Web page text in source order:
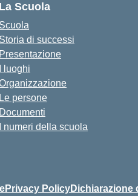
La Scuola
Scuola
Storia di successi
Presentazione
I luoghi
Le persone
Documenti
I numeri della scuola
Privacy PolicyDichiarazione